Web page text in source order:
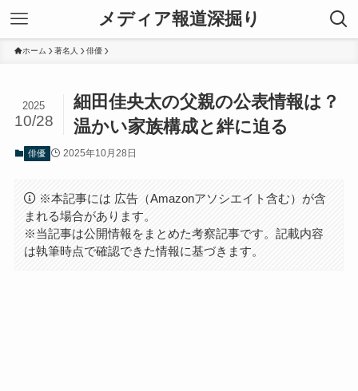
メディア報道深掘り
ホーム 著名人 俳優
細田佳央太の父親の公表情報は？
温かい家族構成と絆に迫る
2025
10/28
俳優 2025年10月28日
※本記事には 広告（Amazonアソシエイト含む）が含
まれる場合があります。
※当記事は公開情報をまとめた考察記事です。記載内容
は執筆時点で確認できた情報に基づきます。